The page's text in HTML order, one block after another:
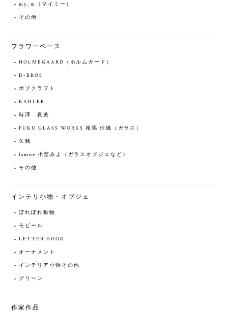
my_m（マイミー）
その他
フラワーベース
HOLMEGAARD（ホルムガード）
D-BROS
ボブクラフト
KAHLER
時澤 真美
FUKU GLASS WORKS 相馬 佳織（ガラス）
久銘
lamne 小埜みよ（ガラスオブジェなど）
その他
インテリ小物・オブジェ
ぽれぽれ動物
モビール
LETTER HOOK
オーナメント
インテリア小物その他
グリーン
作家作品